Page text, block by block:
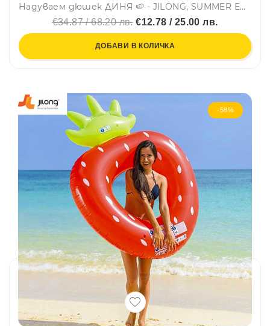
Надуваем дюшек ДИНЯ 🍉 - JILONG, SUMMER ENJOY 37494
€34.87 / 68.20 лв.€12.78 / 25.00 лв.
ДОБАВИ В КОЛИЧКА
-58%